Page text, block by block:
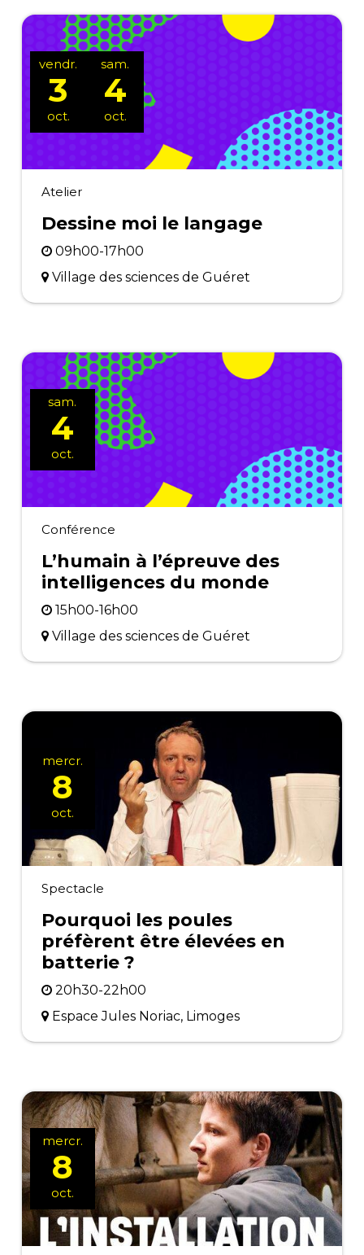
Atelier
Dessine moi le langage
09h00-17h00
Village des sciences de Guéret
vendr.
3
oct.
sam.
4
oct.
Conférence
L’humain à l’épreuve des
intelligences du monde
15h00-16h00
Village des sciences de Guéret
sam.
4
oct.
Spectacle
Pourquoi les poules
préfèrent être élevées en
batterie ?
20h30-22h00
Espace Jules Noriac, Limoges
mercr.
8
oct.
mercr.
8
oct.